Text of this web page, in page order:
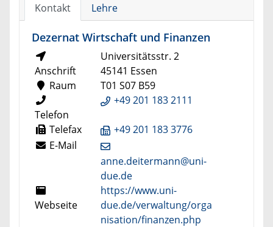
Kontakt Lehre
Dezernat Wirtschaft und Finanzen
Anschrift
Universitätsstr. 2
45141 Essen
Raum
T01 S07 B59
Telefon
+49 201 183 2111
Telefax
+49 201 183 3776
E-Mail
anne.deitermann@uni-
due.de
Webseite
https://www.uni-
due.de/verwaltung/orga
nisation/finanzen.php